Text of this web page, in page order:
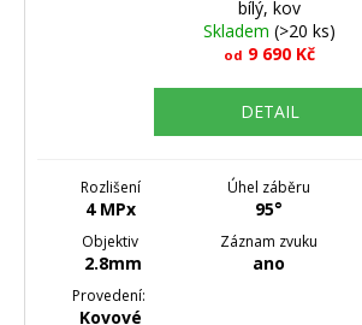
bílý, kov
Skladem (>20 ks)
od 9 690 Kč
DETAIL
Rozlišení
4 MPx
Úhel záběru
95°
Objektiv
2.8mm
Záznam zvuku
ano
Provedení:
Kovové